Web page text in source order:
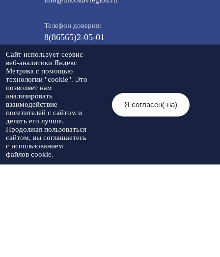
Телефон доверия:
8(86565)2-05-01
Мы в социальных сетях:
© 2026 Администрация Туркменского
муниципального округа Ставропольского
края
При использовании материалов необходимо
указывать источник публикации
Сайт использует сервис
веб-аналитики Яндекс
Метрика с помощью
технологии "cookie". Это
позволяет нам
анализировать
взаимодействие
посетителей с сайтом и
делать его лучше.
Продолжая пользоваться
сайтом, вы соглашаетесь
с использованием
файлов cookie.
Я согласен(-на)